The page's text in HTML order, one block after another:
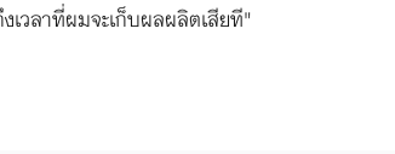
เวลาที่ผมจะเก็บผลผลิตเสียที"